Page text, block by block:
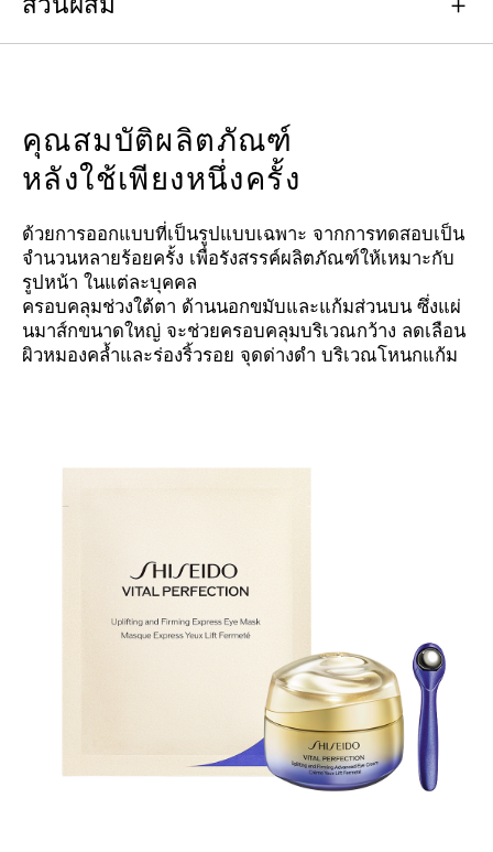
คุณสมบัติผลิตภัณฑ์
หลังใช้เพียงหนึ่งครั้ง
ด้วยการออกแบบที่เป็นรูปแบบเฉพาะ จากการทดสอบเป็น
จำนวนหลายร้อยครั้ง เพื่อรังสรรค์ผลิตภัณฑ์ให้เหมาะกับ
รูปหน้า ในแต่ละบุคคล
ครอบคลุมช่วงใต้ตา ด้านนอกขมับและแก้มส่วนบน ซึ่งแผ่
นมาส์กขนาดใหญ่ จะช่วยครอบคลุมบริเวณกว้าง ลดเลือน
ผิวหมองคล้ำและร่องริ้วรอย จุดด่างดำ บริเวณโหนกแก้ม